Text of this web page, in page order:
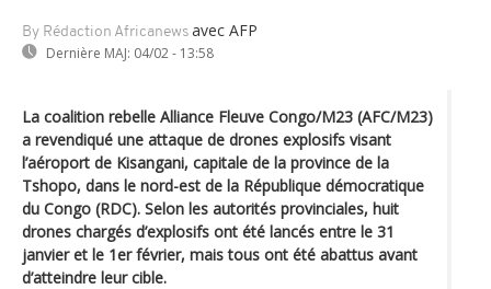
By Rédaction Africanews avec AFP
Dernière MAJ: 04/02 - 13:58
La coalition rebelle Alliance Fleuve Congo/M23 (AFC/M23)
a revendiqué une attaque de drones explosifs visant
l’aéroport de Kisangani, capitale de la province de la
Tshopo, dans le nord-est de la République démocratique
du Congo (RDC). Selon les autorités provinciales, huit
drones chargés d’explosifs ont été lancés entre le 31
janvier et le 1er février, mais tous ont été abattus avant
d’atteindre leur cible.